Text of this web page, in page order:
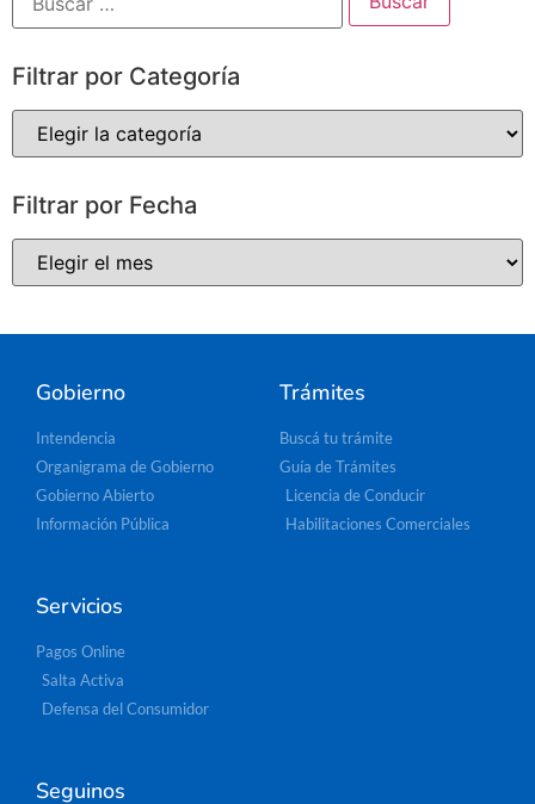
Filtrar por Categoría
Filtrar por Fecha
Gobierno
Intendencia
Organigrama de Gobierno
Gobierno Abierto
Información Pública
Trámites
Buscá tu trámite
Guía de Trámites
Licencia de Conducir
Habilitaciones Comerciales
Servicios
Pagos Online
Salta Activa
Defensa del Consumidor
Seguinos